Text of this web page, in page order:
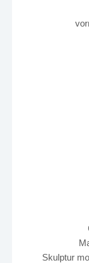
Skulptur